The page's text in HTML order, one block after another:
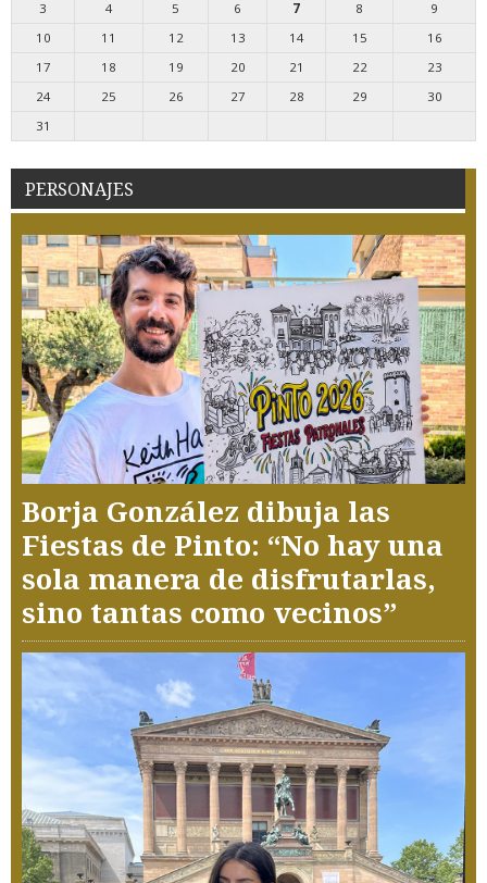
3
4 5 6 7 8
9
10
11 12 13 14 15
16
17
18 19 20 21 22
23
24
25 26 27 28 29
30
31
PERSONAJES
Borja González dibuja las
Fiestas de Pinto: “No hay una
sola manera de disfrutarlas,
sino tantas como vecinos”